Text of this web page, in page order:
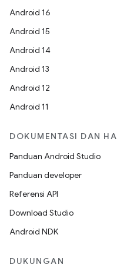
Android 16
Android 15
Android 14
Android 13
Android 12
Android 11
DOKUMENTASI DAN
Panduan Android Studio
Panduan developer
Referensi API
Download Studio
Android NDK
DUKUNGAN